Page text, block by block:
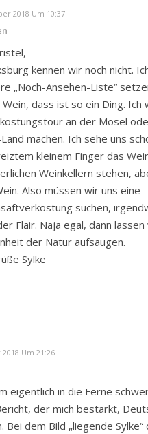
2018 Um 10:37
kennen wir noch nicht.
„Noch-Ansehen-Liste“
dass ist so ein Ding. Ich
an der Mosel
machen. Ich sehe uns
kleinem Finger das
Weinkellern stehen,
Also müssen wir uns eine
suchen,
Flair. Naja egal, dann
der Natur aufsaugen.
Sylke
Um 21:26
eigentlich in die Ferne
der mich bestärkt,
Bei dem Bild „liegende